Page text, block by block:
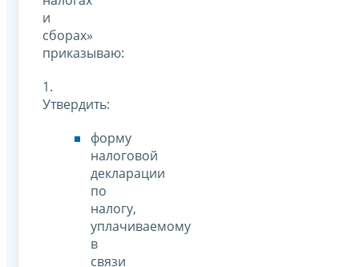
и
сборах»
приказываю:
1.
Утвердить:
форму
налоговой
декларации
по
налогу,
уплачиваемому
в
связи